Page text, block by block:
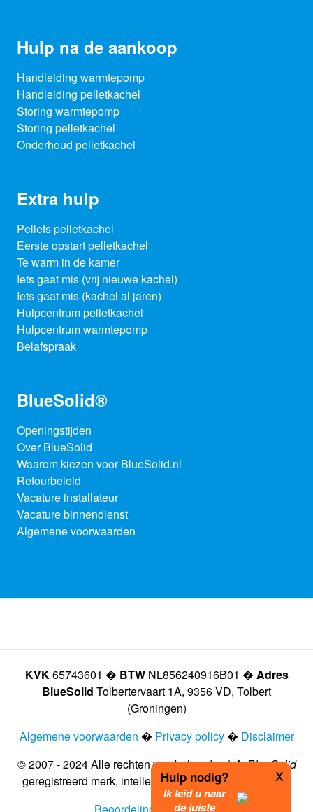
Hulp na de aankoop
Handleiding warmtepomp
Handleiding pelletkachel
Storing warmtepomp
Storing pelletkachel
Onderhoud pelletkachel
Extra hulp
Pellets pelletkachel
Eerste opstart pelletkachel
Te warm in de kamer
Iets gaat mis (vrij nieuwe kachel)
Iets gaat mis (kachel al jaren)
Hulpcentrum pelletkachel
Hulpcentrum warmtepomp
Belafspraak
BlueSolid®
Openingstijden
Over BlueSolid
Waarom kiezen voor BlueSolid.nl
Retourbeleid
Vacature installateur
Vacature binnendienst
Algemene voorwaarden
KVK65743601 � BTWNL856240916B01 � Adres
BlueSolid Tolbertervaart 1A, 9356 VD, Tolbert
(Groningen)
Algemene voorwaarden � Privacy policy� Disclaimer
© 2007 - 2024 Alle rechten voorbehouden | �BlueSolid
geregistreerd merk, intellectueel eigendom vastgelegd
x
Hulp nodig?
Ik leid u naar
de juiste